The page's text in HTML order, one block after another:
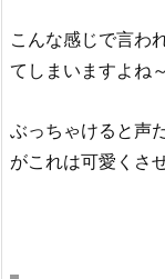
こんな感じで言わ
てしまいますよね
ぶっちゃけると声
がこれは可愛くさ